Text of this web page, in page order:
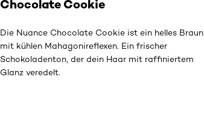
Chocolate Cookie
Die Nuance Chocolate Cookie ist ein helles Braun
mit kühlen Mahagonireflexen. Ein frischer
Schokoladenton, der dein Haar mit raffiniertem
Glanz veredelt.